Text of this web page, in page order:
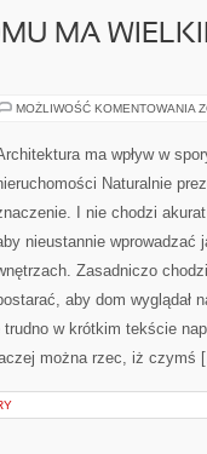
MA
MOŻLIWOŚĆ KOMENTOWANIA
ma wpływ w
Naturalnie
I nie chodzi
nieustannie wprowadzać
Zasadniczo
aby dom wyglądał
w krótkim tekście
można rzec, iż czymś